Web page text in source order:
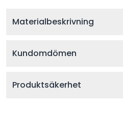
Materialbeskrivning
Kundomdömen
Produktsäkerhet